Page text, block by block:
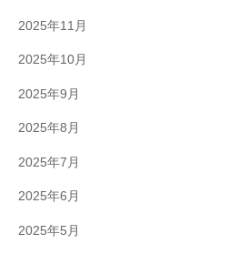
2025年11月
2025年10月
2025年9月
2025年8月
2025年7月
2025年6月
2025年5月